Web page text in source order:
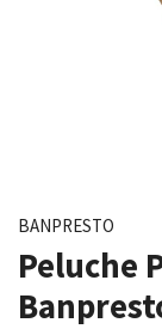
BANPRESTO
Peluche